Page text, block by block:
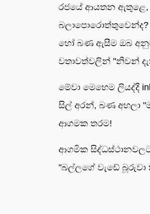
රජයේ ආයතන ඇතුළෙ,
බලාපොරොත්තුවෙන්ද?
හෝ බණ ඇසීම ඔබ
වතාවත්වලින් "නිවන්
මේවා මෙහෙම
සිල් අරන්, බණ අහලා
ආගමක තරම!
ආගමික
"බල්ලගේ වැඩේ